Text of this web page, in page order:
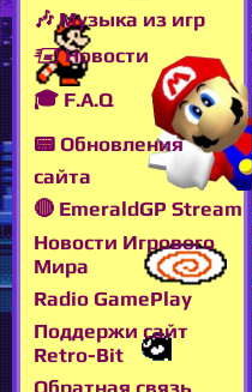
🎶 Музыка из игр
🖅 Новости
🎓 F.A.Q
📟 Обновления
сайта
🔴 EmeraldGP Stream
Новости Игрового
Мира
Radio GamePlay
Поддержи сайт
Retro-Bit